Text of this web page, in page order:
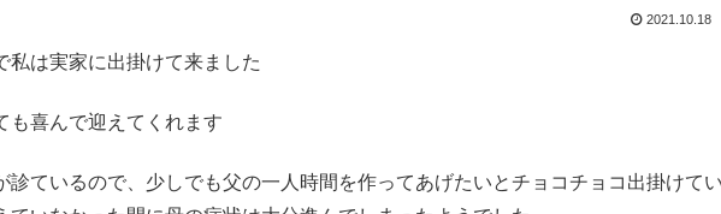
2021.10.18
は実家に出掛けて来ました
も喜んで迎えてくれます
診ているので、少しでも父の一人時間を作ってあげたいとチョコチョコ出掛けてい